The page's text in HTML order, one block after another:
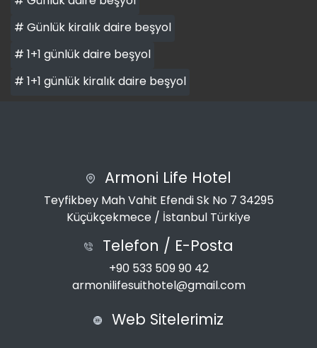
# Günlük kiralık daire beşyol
# 1+1 günlük daire beşyol
# 1+1 günlük kiralık daire beşyol
Armoni Life Hotel
Teyfikbey Mah Vahit Efendi Sk No 7 34295
Küçükçekmece / İstanbul Türkiye
Telefon / E-Posta
+90 533 509 90 42
armonilifesuithotel@gmail.com
Web Sitelerimiz